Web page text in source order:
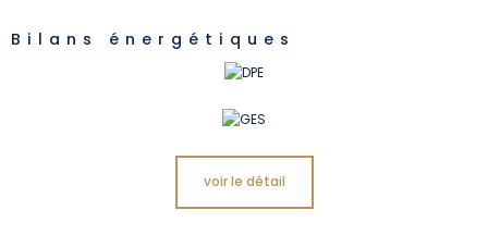
Bilans énergétiques
voir le détail